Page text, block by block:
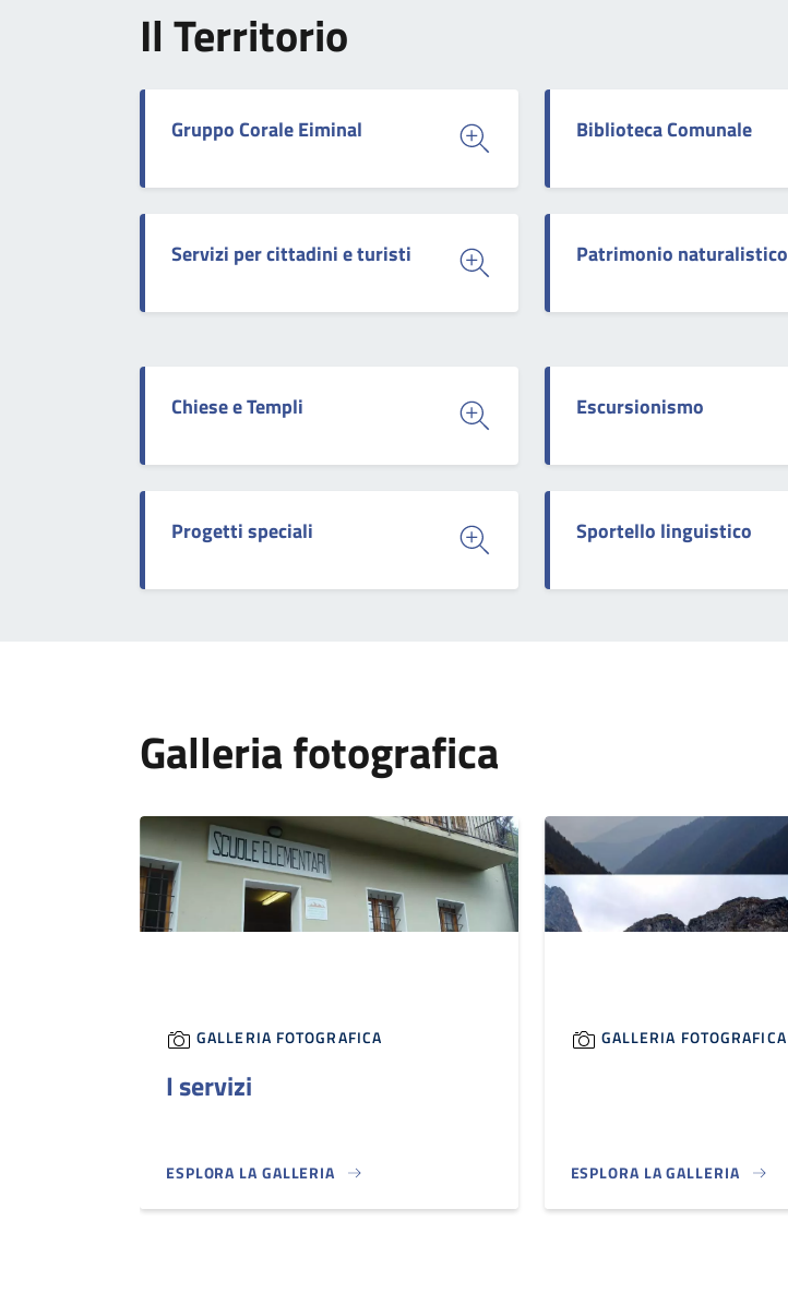
Il Territorio
Gruppo Corale Eiminal Biblioteca Comunale
Servizi per cittadini e turisti Patrimonio naturalistico
Chiese e Templi Escursionismo
Progetti speciali Sportello linguistico
Galleria fotografica
GALLERIA FOTOGRAFICA
I servizi
ESPLORA LA GALLERIA
GALLERIA FOTOGRAFICA
ESPLORA LA GALLERIA
COLLAGE